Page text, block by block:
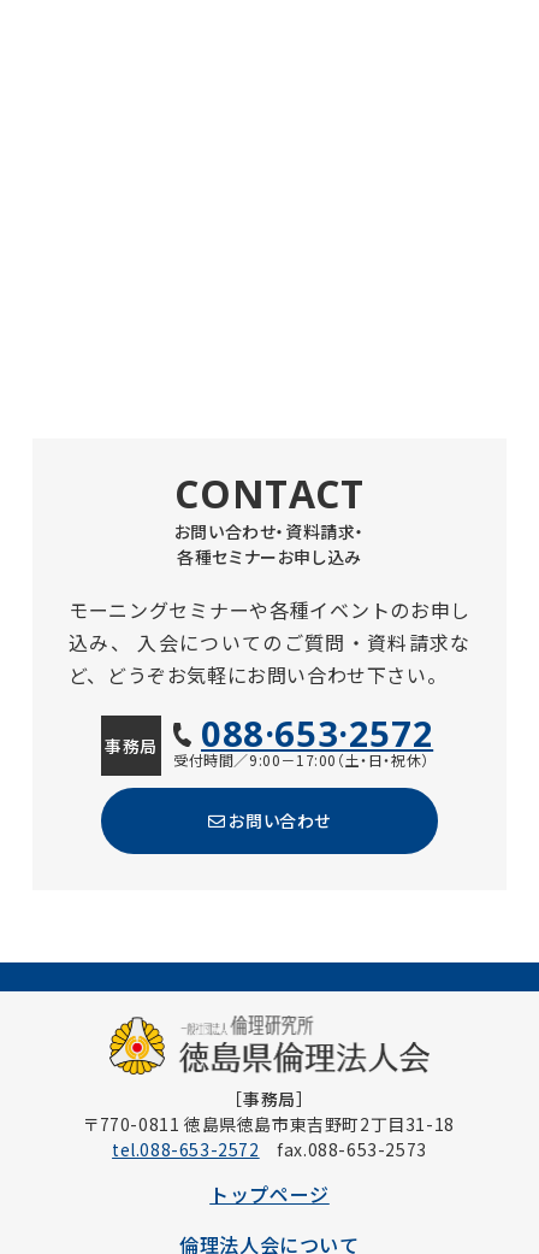
CONTACT
お問い合わせ・資料請求・
各種セミナーお申し込み
モーニングセミナーや各種イベントのお申し
込み、
入会についてのご質問・資料請求な
ど、どうぞお気軽にお問い合わせ下さい。
事務局 088·653·2572
受付時間／9:00－17:00（土・日・祝休）
お問い合わせ
［事務局］
〒770-0811 徳島県徳島市東吉野町2丁目31-18
tel.088-653-2572 fax.088-653-2573
トップページ
倫理法人会について